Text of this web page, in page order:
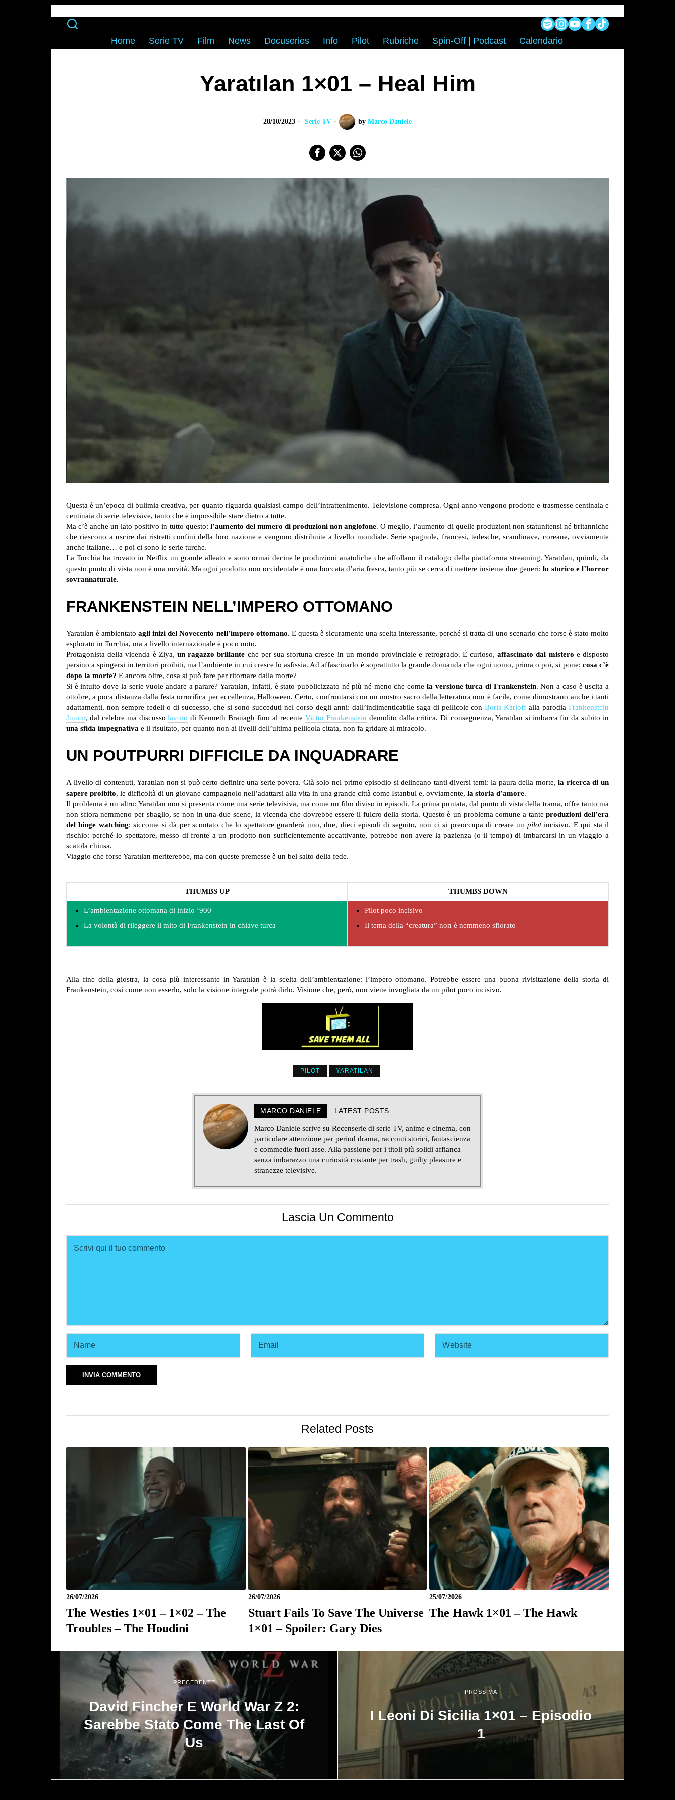
Home Serie TV Film News Docuseries Info Pilot Rubriche Spin-Off | Podcast Calendario
Yaratılan 1×01 – Heal Him
28/10/2023 Serie TV by Marco Daniele
Questa è un’epoca di bulimia creativa, per quanto riguarda qualsiasi campo dell’intrattenimento. Televisione compresa. Ogni anno vengono prodotte e trasmesse centinaia e
centinaia di serie televisive, tanto che è impossibile stare dietro a tutte.
Ma c’è anche un lato positivo in tutto questo: l’aumento del numero di produzioni non anglofone. O meglio, l’aumento di quelle produzioni non statunitensi né britanniche
che riescono a uscire dai ristretti confini della loro nazione e vengono distribuite a livello mondiale. Serie spagnole, francesi, tedesche, scandinave, coreane, ovviamente
anche italiane… e poi ci sono le serie turche.
La Turchia ha trovato in Netflix un grande alleato e sono ormai decine le produzioni anatoliche che affollano il catalogo della piattaforma streaming. Yaratılan, quindi, da
questo punto di vista non è una novità. Ma ogni prodotto non occidentale è una boccata d’aria fresca, tanto più se cerca di mettere insieme due generi:lo storico e l’horror
sovrannaturale.
FRANKENSTEIN NELL’IMPERO OTTOMANO
Yaratılan è ambientatoagli inizi del Novecento nell’impero ottomano. E questa è sicuramente una scelta interessante, perché si tratta di uno scenario che forse è stato molto
esplorato in Turchia, ma a livello internazionale è poco noto.
Protagonista della vicenda è Ziya, un ragazzo brillante che per sua sfortuna cresce in un mondo provinciale e retrogrado. É curioso,affascinato dal mistero e disposto
persino a spingersi in territori proibiti, ma l’ambiente in cui cresce lo asfissia. Ad affascinarlo è soprattutto la grande domanda che ogni uomo, prima o poi, si pone: cosa c’è
dopo la morte? E ancora oltre, cosa si può fare per ritornare dalla morte?
Si è intuito dove la serie vuole andare a parare? Yaratılan, infatti, è stato pubblicizzato né più né meno che come la versione turca di Frankenstein. Non a caso è uscita a
ottobre, a poca distanza dalla festa orrorifica per eccellenza, Halloween. Certo, confrontarsi con un mostro sacro della letteratura non è facile, come dimostrano anche i tanti
adattamenti, non sempre fedeli o di successo, che si sono succeduti nel corso degli anni: dall’indimenticabile saga di pellicole conBoris Karloff alla parodiaFrankenstein
Junior, dal celebre ma discussolavoro di Kenneth Branagh fino al recente Victor Frankenstein demolito dalla critica. Di conseguenza, Yaratılan si imbarca fin da subito in
una sfida impegnativa e il risultato, per quanto non ai livelli dell’ultima pellicola citata, non fa gridare al miracolo.
UN POUTPURRI DIFFICILE DA INQUADRARE
A livello di contenuti, Yaratılan non si può certo definire una serie povera. Già solo nel primo episodio si delineano tanti diversi temi: la paura della morte,la ricerca di un
sapere proibito, le difficoltà di un giovane campagnolo nell’adattarsi alla vita in una grande città come Istanbul e, ovviamente, la storia d’amore.
Il problema è un altro: Yaratılan non si presenta come una serie televisiva, ma come un film diviso in episodi. La prima puntata, dal punto di vista della trama, offre tanto ma
non sfiora nemmeno per sbaglio, se non in una-due scene, la vicenda che dovrebbe essere il fulcro della storia. Questo è un problema comune a tanteproduzioni dell’era
del binge watching: siccome si dà per scontato che lo spettatore guarderà uno, due, dieci episodi di seguito, non ci si preoccupa di creare un pilotincisivo. E qui sta il
rischio: perché lo spettatore, messo di fronte a un prodotto non sufficientemente accattivante, potrebbe non avere la pazienza (o il tempo) di imbarcarsi in un viaggio a
scatola chiusa.
Viaggio che forse Yaratılan meriterebbe, ma con queste premesse è un bel salto della fede.
THUMBS UP THUMBS DOWN
L’ambientazione ottomana di inizio ‘900
La volontà di rileggere il mito di Frankenstein in chiave turca
Pilot poco incisivo
Il tema della “creatura” non è nemmeno sfiorato
Alla fine della giostra, la cosa più interessante in Yaratılan è la scelta dell’ambientazione: l’impero ottomano. Potrebbe essere una buona rivisitazione della storia di
Frankenstein, così come non esserlo, solo la visione integrale potrà dirlo. Visione che, però, non viene invogliata da un pilot poco incisivo.
PILOT YARATILAN
MARCO DANIELE LATEST POSTS
Marco Daniele scrive su Recenserie di serie TV, anime e cinema, con
particolare attenzione per period drama, racconti storici, fantascienza
e commedie fuori asse. Alla passione per i titoli più solidi affianca
senza imbarazzo una curiosità costante per trash, guilty pleasure e
stranezze televisive.
Lascia Un Commento
Related Posts
26/07/2026
The Westies 1×01 – 1×02 – The
Troubles – The Houdini
26/07/2026
Stuart Fails To Save The Universe
1×01 – Spoiler: Gary Dies
25/07/2026
The Hawk 1×01 – The Hawk
PRECEDENTE
David Fincher E World War Z 2:
Sarebbe Stato Come The Last Of
Us
PROSSIMA
I Leoni Di Sicilia 1×01 – Episodio
1